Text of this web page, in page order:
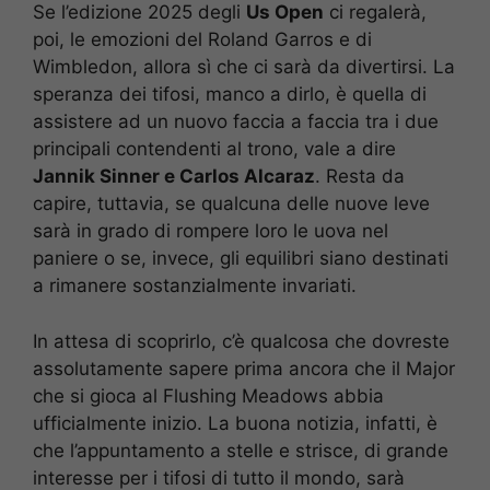
Se l’edizione 2025 degli Us Open ci regalerà,
poi, le emozioni del Roland Garros e di
Wimbledon, allora sì che ci sarà da divertirsi. La
speranza dei tifosi, manco a dirlo, è quella di
assistere ad un nuovo faccia a faccia tra i due
principali contendenti al trono, vale a dire
Jannik Sinner e Carlos Alcaraz. Resta da
capire, tuttavia, se qualcuna delle nuove leve
sarà in grado di rompere loro le uova nel
paniere o se, invece, gli equilibri siano destinati
a rimanere sostanzialmente invariati.
In attesa di scoprirlo, c’è qualcosa che dovreste
assolutamente sapere prima ancora che il Major
che si gioca al Flushing Meadows abbia
ufficialmente inizio. La buona notizia, infatti, è
che l’appuntamento a stelle e strisce, di grande
interesse per i tifosi di tutto il mondo, sarà